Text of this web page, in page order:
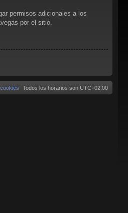
permisos adicionales a los
por el sitio.
Todos los horarios son UTC+02:00